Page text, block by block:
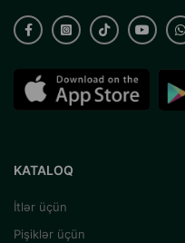
KATALOQ
İtlər üçün
Pişiklər üçün